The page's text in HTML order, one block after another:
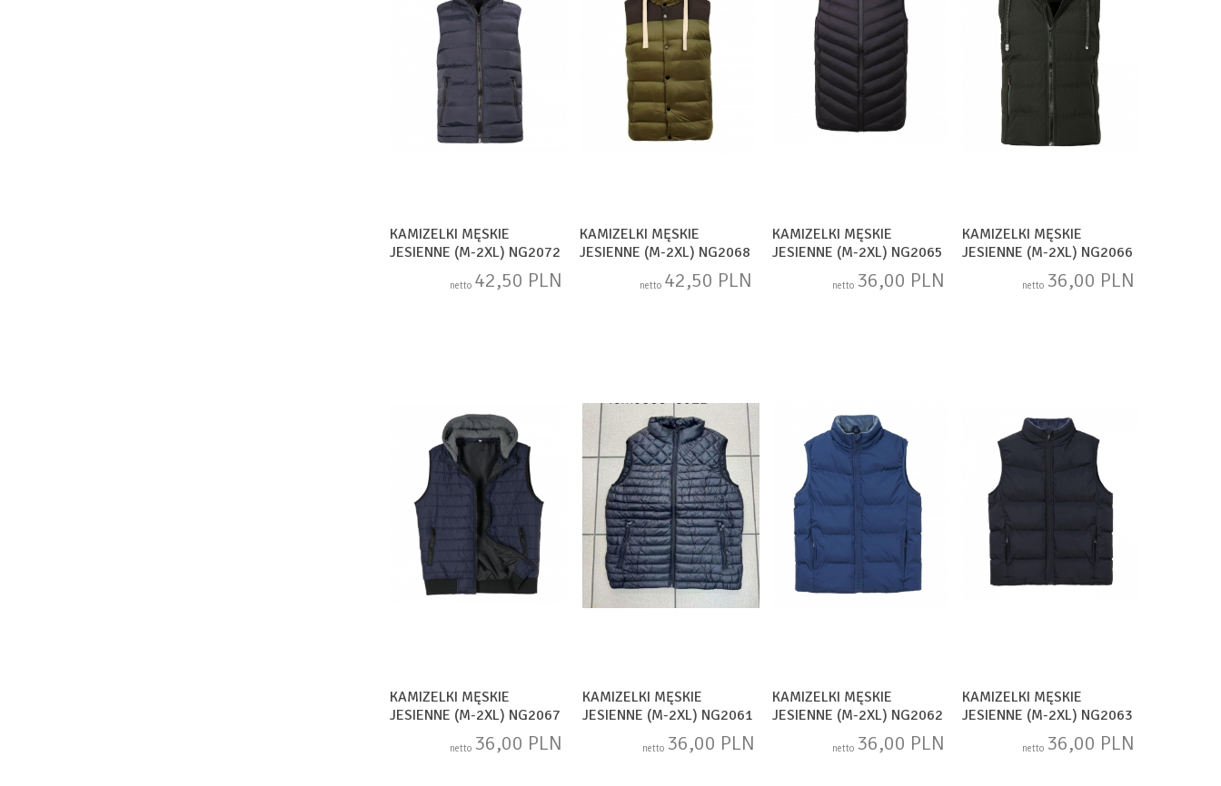
KAMIZELKI MĘSKIE
JESIENNE (M-2XL) NG2072
netto 42,50 PLN
KAMIZELKI MĘSKIE
JESIENNE (M-2XL) NG2068
netto 42,50 PLN
KAMIZELKI MĘSKIE
JESIENNE (M-2XL) NG2065
netto 36,00 PLN
KAMIZELKI MĘSKIE
JESIENNE (M-2XL) NG2066
netto 36,00 PLN
KAMIZELKI MĘSKIE
JESIENNE (M-2XL) NG2067
netto 36,00 PLN
KAMIZELKI MĘSKIE
JESIENNE (M-2XL) NG2061
netto 36,00 PLN
KAMIZELKI MĘSKIE
JESIENNE (M-2XL) NG2062
netto 36,00 PLN
KAMIZELKI MĘSKIE
JESIENNE (M-2XL) NG2063
netto 36,00 PLN